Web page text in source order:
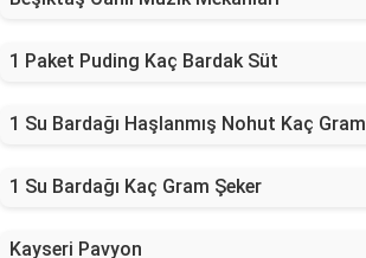
1 Paket Puding Kaç Bardak Süt
1 Su Bardağı Haşlanmış Nohut Kaç Gram
1 Su Bardağı Kaç Gram Şeker
Kayseri Pavyon